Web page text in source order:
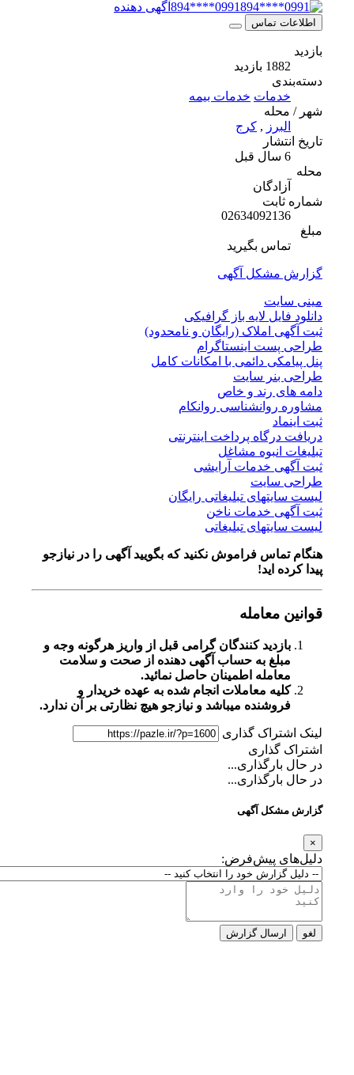
0991****894 آگهی دهنده
اطلاعات تماس
دسته‌بندی
خدمات خدمات بیمه
شهر / محله
,کرج
تاریخ انتشار
آزادگان
شماره ثابت
02634092136
تماس بگیرید
گزارش مشکل آگهی
مینی سایت
دانلود فایل لایه باز گرافیکی
ثبت آگهی املاک (رایگان و نامحدود)
طراحی پست اینستاگرام
پنل پیامکی دائمی با امکانات کامل
طراحی بنر سایت
دامه های رند و خاص
مشاوره روانشناسی روانکام
ثبت اینماد
دریافت درگاه پرداخت اینترنتی
تبلیغات انبوه مشاغل
ثبت آگهی خدمات آرایشی
طراحی سایت
لیست سایتهای تبلیغاتی رایگان
ثبت آگهی خدمات ناخن
لیست سایتهای تبلیغاتی
هنگام تماس فراموش نکنید که بگویید آگهی را در نیازجو
پیدا کرده اید!
قوانین معامله
بازدید کنندگان گرامی قبل از واریز هرگونه وجه و
مبلغ به حساب آگهی دهنده از صحت و سلامت
معامله اطمینان حاصل نمائید.
کلیه معاملات انجام شده به عهده خریدار و
فروشنده میباشد و نیازجو هیچ نظارتی بر آن ندارد.
لینک اشتراک گذاری
اشتراک گذاری
در حال بارگذاری...
در حال بارگذاری...
گزارش مشکل آگهی
دلیل‌های پیش‌فرض:
ارسال گزارش